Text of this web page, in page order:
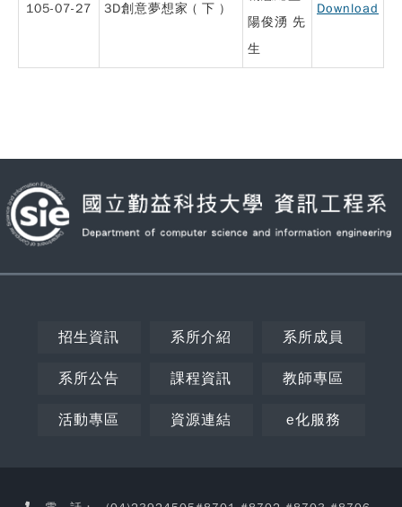
105-07-27 3D創意夢想家 ( 下 )
陽俊湧 先
生
Download
招生資訊 系所介紹 系所成員
系所公告 課程資訊 教師專區
活動專區 資源連結 e化服務